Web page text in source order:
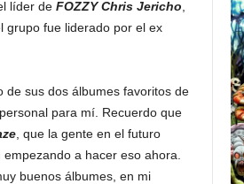
líder de FOZZY Chris Jericho
fue liderado por el ex
de sus dos álbumes favoritos de
para mí. Recuerdo que
, que la gente en el futuro
a hacer eso ahora.
buenos álbumes, en mi